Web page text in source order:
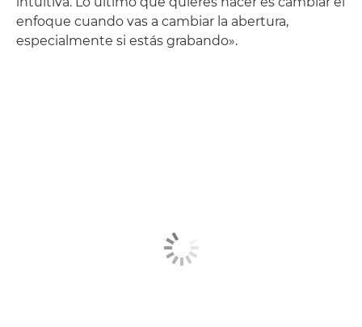
enfoque cuando vas a cambiar la abertura,
especialmente si estás grabando».